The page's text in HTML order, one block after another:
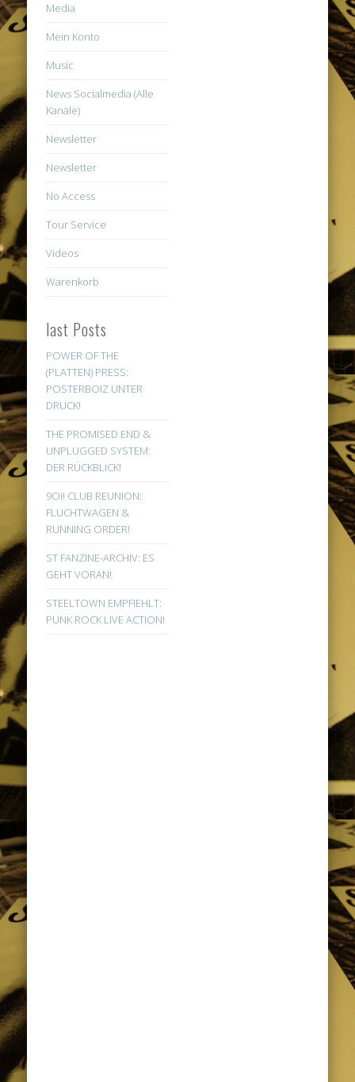
Media
Mein Konto
Music
News Socialmedia (Alle
Kanäle)
Newsletter
Newsletter
No Access
Tour Service
Videos
Warenkorb
last Posts
POWER OF THE
(PLATTEN) PRESS:
POSTERBOIZ UNTER
DRUCK!
THE PROMISED END &
UNPLUGGED SYSTEM:
DER RÜCKBLICK!
9Oi! CLUB REUNION:
FLUCHTWAGEN &
RUNNING ORDER!
ST FANZINE-ARCHIV: ES
GEHT VORAN!
STEELTOWN EMPFIEHLT:
PUNK ROCK LIVE ACTION!